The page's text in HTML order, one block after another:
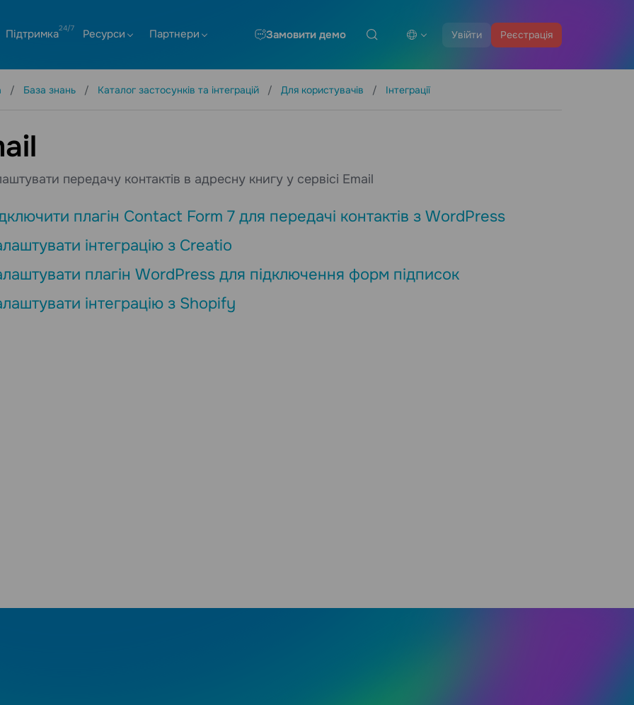
Увійти Реєстрація
Підтримка Ресурси Партнери Замовити демо
База знань Каталог застосунків та інтеграцій Для користувачів Інтеграції
передачу контактів в адресну книгу у сервісі Email
плагін Contact Form 7 для передачі контактів з WordPress
інтеграцію з Creatio
плагін WordPress для підключення форм підписок
інтеграцію з Shopify